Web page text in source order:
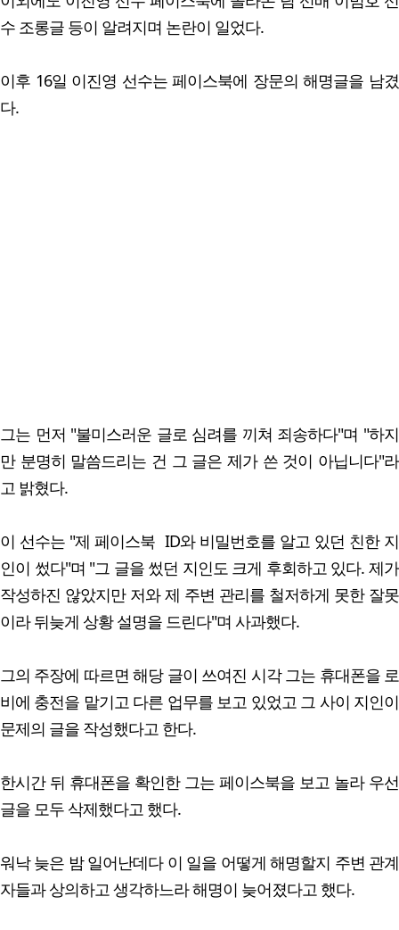
수 조롱글 등이 알려지며 논란이 일었다.
이후 16일 이진영 선수는 페이스북에 장문의 해명글을 남겼
다.
그는 먼저 "불미스러운 글로 심려를 끼쳐 죄송하다"며 "하지
만 분명히 말씀드리는 건 그 글은 제가 쓴 것이 아닙니다"라
고 밝혔다.
이 선수는 "제 페이스북 ID와 비밀번호를 알고 있던 친한 지
인이 썼다"며 "그 글을 썼던 지인도 크게 후회하고 있다. 제가
작성하진 않았지만 저와 제 주변 관리를 철저하게 못한 잘못
이라 뒤늦게 상황 설명을 드린다"며 사과했다.
그의 주장에 따르면 해당 글이 쓰여진 시각 그는 휴대폰을 로
비에 충전을 맡기고 다른 업무를 보고 있었고 그 사이 지인이
문제의 글을 작성했다고 한다.
한시간 뒤 휴대폰을 확인한 그는 페이스북을 보고 놀라 우선
글을 모두 삭제했다고 했다.
워낙 늦은 밤 일어난데다 이 일을 어떻게 해명할지 주변 관계
자들과 상의하고 생각하느라 해명이 늦어졌다고 했다.